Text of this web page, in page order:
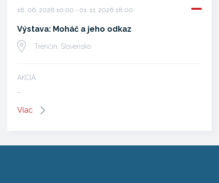
16. 06. 2026 10:00 - 01. 11. 2026 18:00
Výstava: Moháč a jeho odkaz
Trenčín, Slovensko
AKCIA
…
Viac